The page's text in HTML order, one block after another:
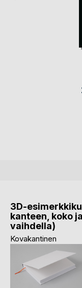
3D-
kanteen, koko
vaihdella)
Kovakantinen